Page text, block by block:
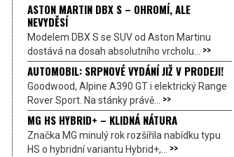
ASTON MARTIN DBX S – OHROMÍ, ALE
NEVYDĚSÍ
Modelem DBX S se SUV od Aston Martinu
dostává na dosah absolutního vrcholu... >>
AUTOMOBIL: SRPNOVÉ VYDÁNÍ JIŽ V PRODEJI!
Goodwood, Alpine A390 GT i elektrický Range
Rover Sport. Na stánky právě... >>
MG HS HYBRID+ – KLIDNÁ NÁTURA
Značka MG minulý rok rozšířila nabídku typu
HS o hybridní variantu Hybrid+,... >>